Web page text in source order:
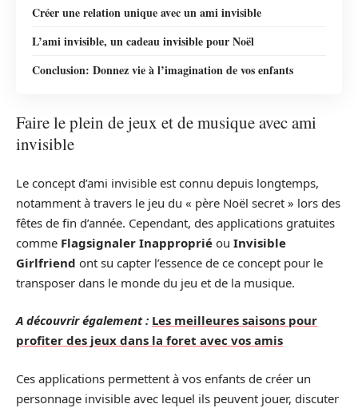
Créer une relation unique avec un ami invisible
L’ami invisible, un cadeau invisible pour Noël
Conclusion: Donnez vie à l’imagination de vos enfants
Faire le plein de jeux et de musique avec ami
invisible
Le concept d’ami invisible est connu depuis longtemps,
notamment à travers le jeu du « père Noël secret » lors des
fêtes de fin d’année. Cependant, des applications gratuites
comme Flagsignaler Inapproprié ou Invisible
Girlfriend ont su capter l’essence de ce concept pour le
transposer dans le monde du jeu et de la musique.
A découvrir également : Les meilleures saisons pour
profiter des jeux dans la foret avec vos amis
Ces applications permettent à vos enfants de créer un
personnage invisible avec lequel ils peuvent jouer, discuter